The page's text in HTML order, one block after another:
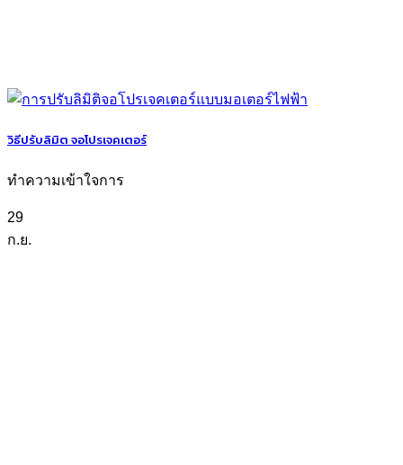
วิธีปรับลิมิต จอโปรเจคเตอร์
ทำความเข้าใจการ
29
ก.ย.